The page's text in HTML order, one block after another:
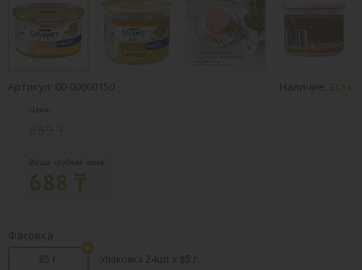
Артикул: 00-00000150 Наличие: Есть
Цена:
Ваша клубная цена:
Фасовка
85 г.
Упаковка 24шт х 85 г.